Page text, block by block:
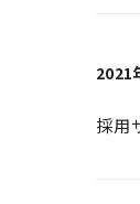
2021
採用